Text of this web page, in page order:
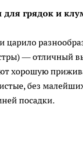
грядок и
царило
— отличный
хорошую
без
посадки.